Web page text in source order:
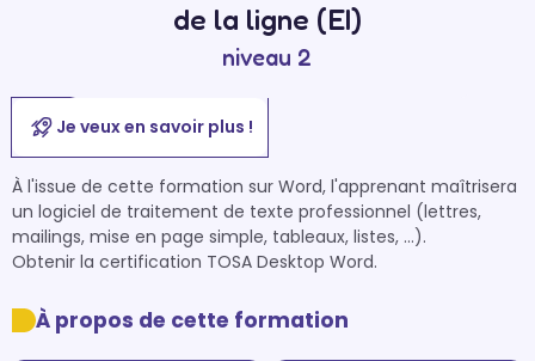
de la ligne (EI)
niveau 2
Je veux en savoir plus !
À l'issue de cette formation sur Word, l'apprenant maîtrisera
un logiciel de traitement de texte professionnel (lettres,
mailings, mise en page simple, tableaux, listes, …).
Obtenir la certification TOSA Desktop Word.
À propos de cette formation